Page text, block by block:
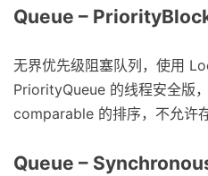
Queue –
无界优先级阻塞队列，使用
PriorityQueue 的线程安全版
comparable 的排序，不允许
Queue –